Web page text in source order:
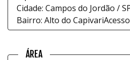
Cidade: Campos do Jordão /
Bairro: Alto do Capivari
ÁREA